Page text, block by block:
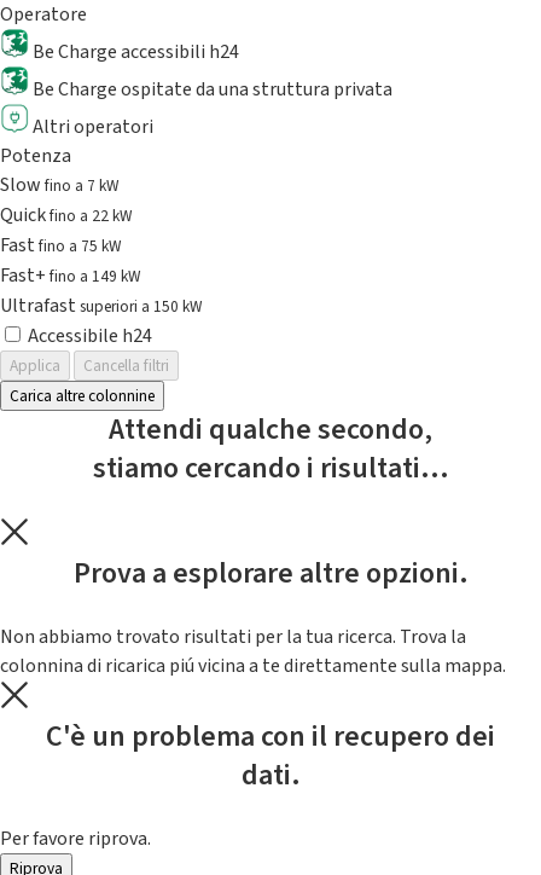
Operatore
Be Charge accessibili h24
Be Charge ospitate da una struttura privata
Altri operatori
Potenza
Slowfino a 7 kW
Quickfino a 22 kW
Fastfino a 75 kW
Fast+fino a 149 kW
Ultrafast superiori a 150 kW
Accessibile h24
Applica
Cancella filtri
Carica altre colonnine
Attendi qualche secondo,
stiamo cercando i risultati...
Prova a esplorare altre opzioni.
Non abbiamo trovato risultati per la tua ricerca. Trova la
colonnina di ricarica piú vicina a te direttamente sulla mappa.
C'è un problema con il recupero dei
dati.
Per favore riprova.
Riprova